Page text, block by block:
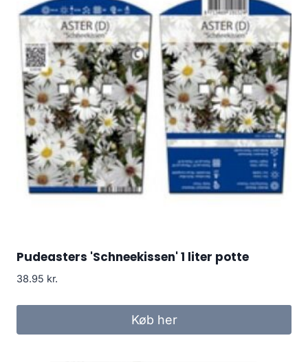
Pudeasters 'Schneekissen' 1 liter potte
38.95 kr.
Køb her